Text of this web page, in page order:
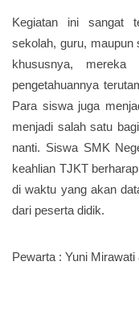
Kegiatan ini sangat
sekolah, guru,
khususnya,
pengetahuannya
Para siswa juga
menjadi salah satu
nanti. Siswa SMK
keahlian TJKT
di waktu yang akan
dari peserta didik.
Pewarta : Yuni